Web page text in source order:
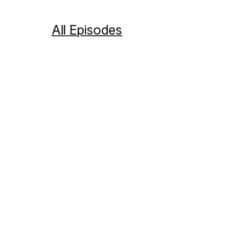
die Tipps praktisch, knackig
All Episodes